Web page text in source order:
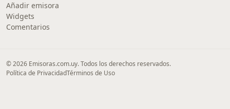
Añadir emisora
Widgets
Comentarios
© 2026 Emisoras.com.uy. Todos los derechos reservados.
Política de PrivacidadTérminos de Uso